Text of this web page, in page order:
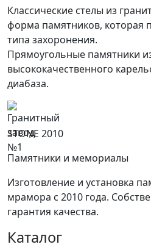
Классические стелы из
форма памятников, которая
типа захоронения.
Прямоугольные памятники
высококачественного
диабаза.
STONE 2010
Памятники и мемориалы
Изготовление и установка
мрамора с 2010 года.
гарантия качества.
Каталог